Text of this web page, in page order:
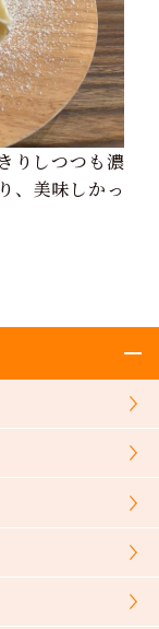
りしつつも濃
、美味しかっ